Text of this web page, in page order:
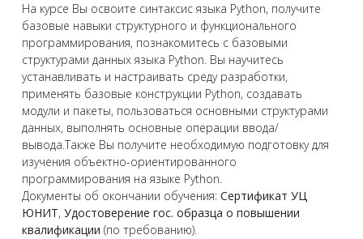
На курсе Вы освоите синтаксис языка Python, получите
базовые навыки структурного и функционального
программирования, познакомитесь с базовыми
структурами данных языка Python. Вы научитесь
устанавливать и настраивать среду разработки,
применять базовые конструкции Python, создавать
модули и пакеты, пользоваться основными структурами
данных, выполнять основные операции ввода/
вывода.Также Вы получите необходимую подготовку для
изучения объектно-ориентированного
программирования на языке Python.
Документы об окончании обучения: Сертификат УЦ
ЮНИТ, Удостоверение гос. образца о повышении
квалификации (по требованию).